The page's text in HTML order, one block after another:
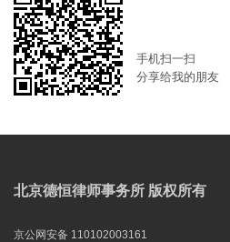
手机扫一扫
分享给我的朋友
北京德恒律师事务所 版权所有
京公网安备 110102003161